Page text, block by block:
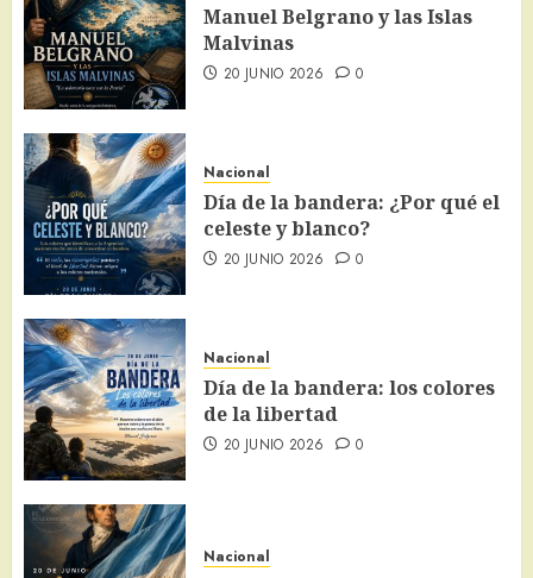
Manuel Belgrano y las Islas
Malvinas
20 JUNIO 2026 0
Nacional
Día de la bandera: ¿Por qué el
celeste y blanco?
20 JUNIO 2026 0
Nacional
Día de la bandera: los colores
de la libertad
20 JUNIO 2026 0
Nacional